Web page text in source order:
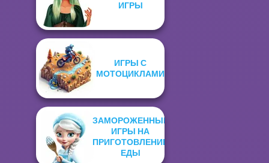
ИГРЫ
ИГРЫ С
МОТОЦИКЛАМИ
ЗАМОРОЖЕННЫЕ
ИГРЫ НА
ПРИГОТОВЛЕНИЕ
ЕДЫ